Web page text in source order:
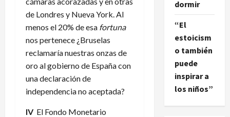
de Londres y Nueva York. Al
menos el 20% de esa fortuna
nos pertenece ¿Bruselas
reclamaría nuestras onzas de
oro al gobierno de España con
una declaración de
independencia no aceptada?
IVEl Fondo Monetario
dormir
“El
estoicism
o también
puede
inspirar a
los niños”